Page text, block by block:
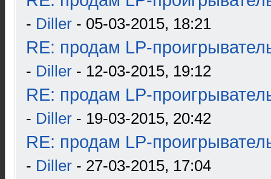
- Diller - 05-03-2015, 18:21
RE: продам LP-
- Diller - 12-03-2015, 19:12
RE: продам LP-
- Diller - 19-03-2015, 20:42
RE: продам LP-
- Diller - 27-03-2015, 17:04